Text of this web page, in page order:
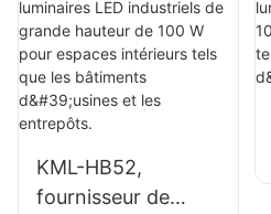
pour espaces
intérieurs tels que
gymnases et
entrepôts.
KML-HB52,
fournisseur de